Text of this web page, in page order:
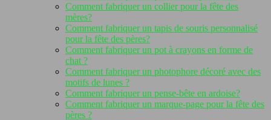
Comment fabriquer un collier pour la fête des
mères?
Comment fabriquer un tapis de souris personnalisé
pour la fête des pères?
Comment fabriquer un pot à crayons en forme de
chat ?
Comment fabriquer un photophore décoré avec des
motifs de lunes ?
Comment fabriquer un pense-bête en ardoise?
Comment fabriquer un marque-page pour la fête des
pères ?